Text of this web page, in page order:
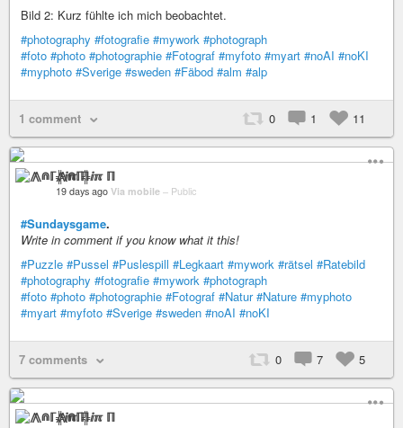
Bild 2: Kurz fühlte ich mich beobachtet.
#photography #fotografie #mywork #photograph
#foto #photo #photographie #Fotograf #myfoto #myart #noAI #noKI
#myphoto #Sverige #sweden #Fäbod #alm #alp
1 comment 0 1 11
⨇⋒ℾ╬ⅈℼ ℿ
19 days ago Via mobile – Public
#Sundaysgame.
Write in comment if you know what it this!
#Puzzle #Pussel #Puslespill #Legkaart #mywork #rätsel #Ratebild
#photography #fotografie #mywork #photograph
#foto #photo #photographie #Fotograf #Natur #Nature #myphoto
#myart #myfoto #Sverige #sweden #noAI #noKI
7 comments 0 7 5
⨇⋒ℾ╬ⅈℼ ℿ